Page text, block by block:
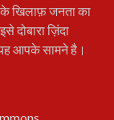
खिलाफ़ जनता का
दोबारा ज़िंदा
आपके सामने है।